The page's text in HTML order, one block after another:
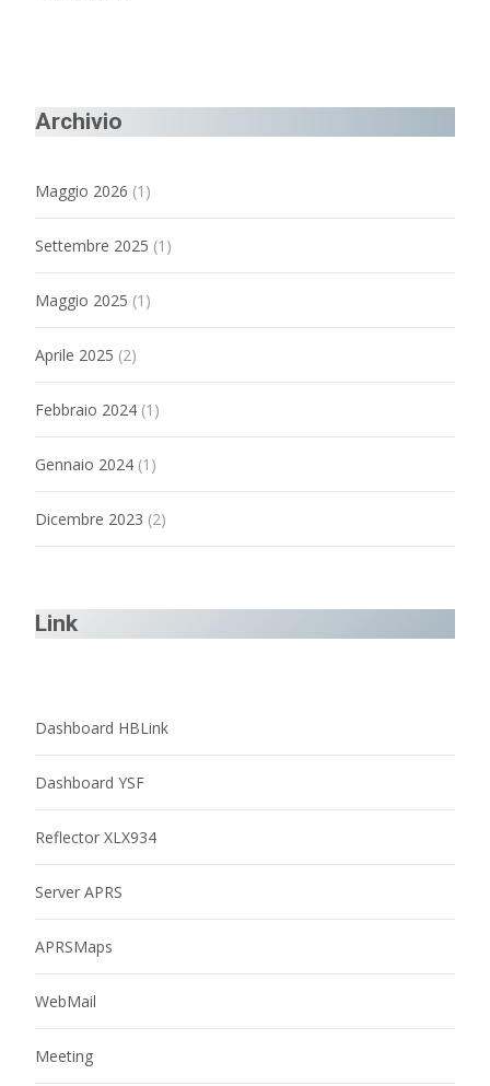
Archivio
Maggio 2026 (1)
Settembre 2025 (1)
Maggio 2025 (1)
Aprile 2025 (2)
Febbraio 2024 (1)
Gennaio 2024 (1)
Dicembre 2023 (2)
Link
Dashboard HBLink
Dashboard YSF
Reflector XLX934
Server APRS
APRSMaps
WebMail
Meeting